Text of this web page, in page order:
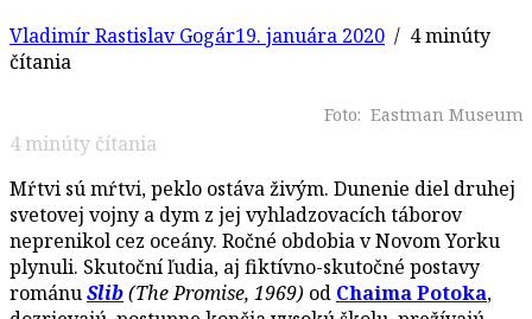
Vladimír Rastislav Gogár19. januára 2020 / 4 minúty
čítania
Foto: Eastman Museum
4 minúty čítania
Mŕtvi sú mŕtvi, peklo ostáva živým. Dunenie diel druhej
svetovej vojny a dym z jej vyhladzovacích táborov
neprenikol cez oceány. Ročné obdobia v Novom Yorku
plynuli. Skutoční ľudia, aj fiktívno-skutočné postavy
románuSlib(The Promise, 1969) od Chaima Potoka,